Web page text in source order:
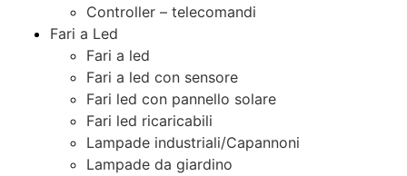
Controller – telecomandi
Fari a Led
Fari a led
Fari a led con sensore
Fari led con pannello solare
Fari led ricaricabili
Lampade industriali/Capannoni
Lampade da giardino